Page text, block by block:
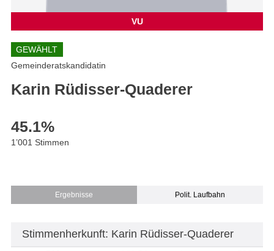
VU
GEWÄHLT
Gemeinderatskandidatin
Karin Rüdisser-Quaderer
45.1%
1’001 Stimmen
Ergebnisse Polit. Laufbahn
Stimmenherkunft: Karin Rüdisser-Quaderer